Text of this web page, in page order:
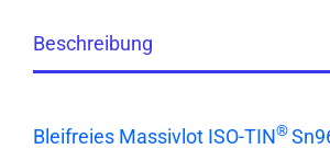
Beschreibung
Bleifreies Massivlot ISO-TIN®